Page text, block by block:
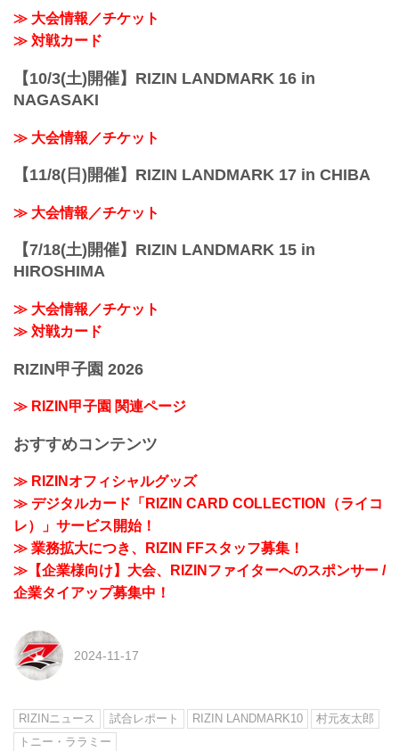
≫ 大会情報／チケット
≫ 対戦カード
【10/3(土)開催】RIZIN LANDMARK 16 in
NAGASAKI
≫ 大会情報／チケット
【11/8(日)開催】RIZIN LANDMARK 17 in CHIBA
≫ 大会情報／チケット
【7/18(土)開催】RIZIN LANDMARK 15 in
HIROSHIMA
≫ 大会情報／チケット
≫ 対戦カード
RIZIN甲子園 2026
≫ RIZIN甲子園 関連ページ
おすすめコンテンツ
≫ RIZINオフィシャルグッズ
≫ デジタルカード「RIZIN CARD COLLECTION（ライコ
レ）」サービス開始！
≫ 業務拡大につき、RIZIN FFスタッフ募集！
≫【企業様向け】大会、RIZINファイターへのスポンサー /
企業タイアップ募集中！
2024-11-17
RIZINニュース 試合レポート RIZIN LANDMARK10
村元友太郎
トニー・ララミー